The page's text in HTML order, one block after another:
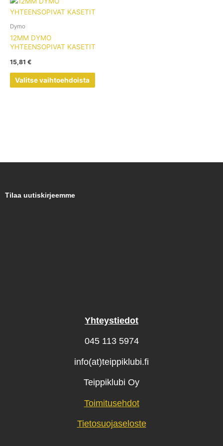
Dymo
12MM DYMO
YHTEENSOPIVAT KASETIT
15,81 €
Valitse vaihtoehdoista
tuotteella
muunnelma.
tuotteen
Tilaa uutiskirjeemme
Yhteystiedot
045 113 5974
info(at)teippiklubi.fi
Teippiklubi Oy
Toimitusehdot
Tietosuojaseloste